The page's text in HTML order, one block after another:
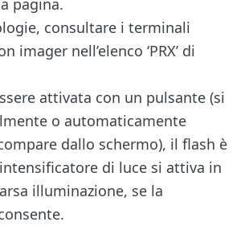
consultare i terminali
imager nell’elenco ‘PRX’ di
attivata con un pulsante (si
o automaticamente
dallo schermo), il flash è
di luce si attiva in
illuminazione, se la